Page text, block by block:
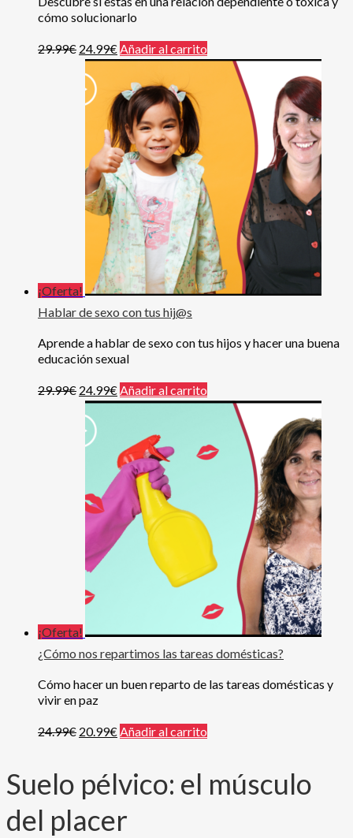
cómo solucionarlo
29.99€ 24.99€ Añadir al carrito
¡Oferta!
Hablar de sexo con tus hij@s
Aprende a hablar de sexo con tus hijos y hacer una buena
educación sexual
29.99€ 24.99€ Añadir al carrito
¡Oferta!
¿Cómo nos repartimos las tareas domésticas?
Cómo hacer un buen reparto de las tareas domésticas y
vivir en paz
24.99€ 20.99€ Añadir al carrito
Suelo pélvico: el músculo
del placer